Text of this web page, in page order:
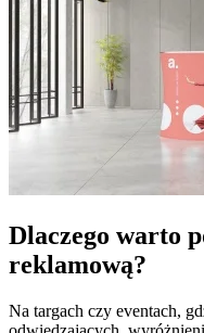
Dlaczego warto
reklamową?
Na targach czy eventach,